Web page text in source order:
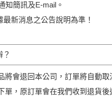
簡訊及E-mail。
新消息之公告說明為準！
將會退回本公司，訂單將自動取
單，原訂單會在我們收到退貨後